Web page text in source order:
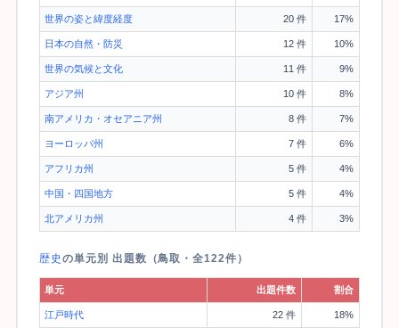
世界の姿と緯度経度 20 件 17%
日本の自然・防災 12 件 10%
世界の気候と文化 11 件 9%
アジア州 10 件 8%
南アメリカ・オセアニア州 8 件 7%
ヨーロッパ州 7 件 6%
アフリカ州 5 件 4%
中国・四国地方 5 件 4%
北アメリカ州 4 件 3%
歴史 の単元別 出題数（鳥取・全122件）
単元 出題件数 割合
江戸時代 22 件 18%